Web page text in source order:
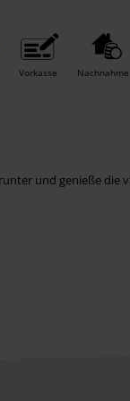
Vorkasse Nachnahme
und genieße die